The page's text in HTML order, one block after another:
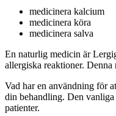
medicinera kalcium
medicinera köra
medicinera salva
En naturlig medicin är
allergiska reaktioner.
Vad har en användning för
din behandling. Den
patienter.